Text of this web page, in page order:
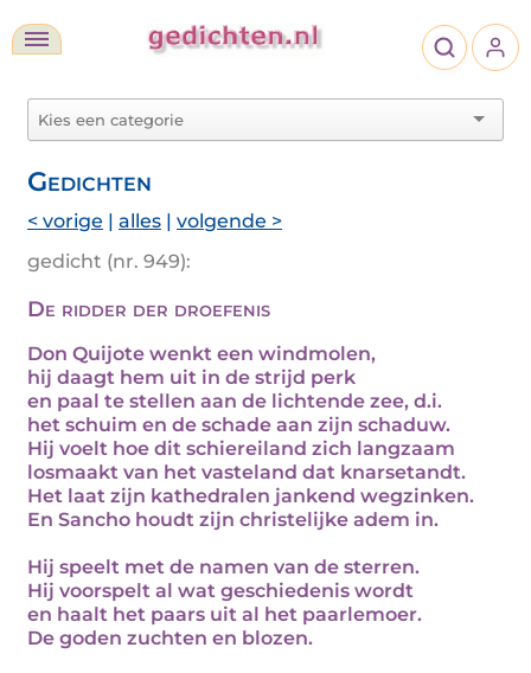
Gedichten
< vorige | alles | volgende >
gedicht (nr. 949):
De ridder der droefenis
Don Quijote wenkt een windmolen,
hij daagt hem uit in de strijd perk
en paal te stellen aan de lichtende zee, d.i.
het schuim en de schade aan zijn schaduw.
Hij voelt hoe dit schiereiland zich langzaam
losmaakt van het vasteland dat knarsetandt.
Het laat zijn kathedralen jankend wegzinken.
En Sancho houdt zijn christelijke adem in.
Hij speelt met de namen van de sterren.
Hij voorspelt al wat geschiedenis wordt
en haalt het paars uit al het paarlemoer.
De goden zuchten en blozen.